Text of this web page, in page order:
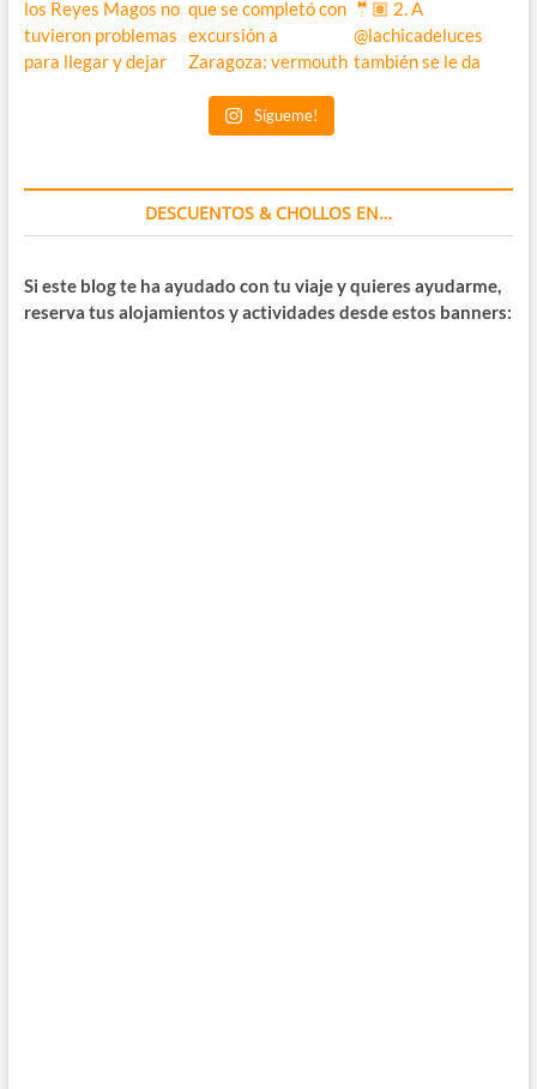
Sígueme!
DESCUENTOS & CHOLLOS EN…
Si este blog te ha ayudado con tu viaje y quieres ayudarme,
reserva tus alojamientos y actividades desde estos banners: